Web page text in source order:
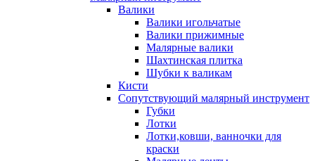
Валики
Валики игольчатые
Валики прижимные
Малярные валики
Шахтинская плитка
Шубки к валикам
Кисти
Сопутствующий малярный инструмент
Губки
Лотки
Лотки,ковши, ванночки для
краски